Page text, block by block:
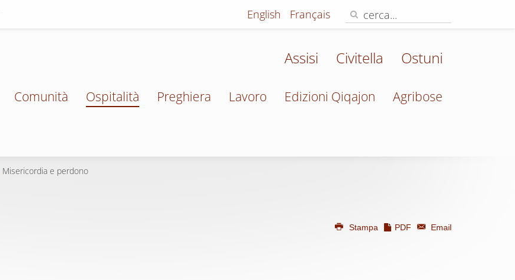
English Français
Assisi Civitella Ostuni
Comunità Ospitalità Preghiera Lavoro Edizioni Qiqajon Agribose
Misericordia e perdono
Stampa PDF Email